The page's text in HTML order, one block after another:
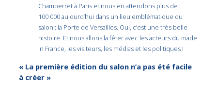
Champerret à Paris et nous en attendons plus de
100 000 aujourd’hui dans un lieu emblématique du
salon : la Porte de Versailles. Oui, c’est une très belle
histoire. Et nous allons la fêter avec les acteurs du made
in France, les visiteurs, les médias et les politiques !
« La première édition du salon n’a pas été facile
à créer »